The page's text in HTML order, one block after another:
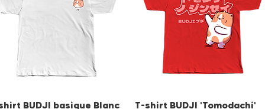
BUDJI basique Blanc T-shirt BUDJI 'Tomodachi'